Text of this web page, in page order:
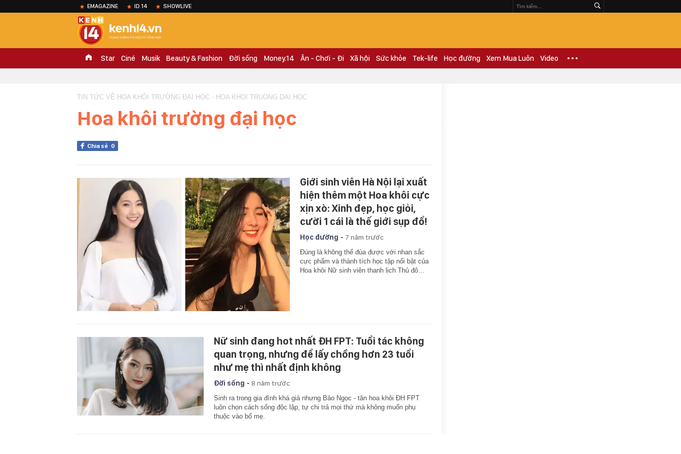
EMAGAZINE ID.14 SHOWLIVE
Star Ciné Musik Beauty & Fashion Đời sống Money.14 Ăn - Chơi - Đi Xã hội Sức khỏe Tek-life Học đường Xem Mua Luôn Video
TIN TỨC VỀ HOA KHÔI TRƯỜNG ĐẠI HỌC - HOA KHOI TRUONG DAI HOC
Hoa khôi trường đại học
Chia sẻ 0
Giới sinh viên Hà Nội lại xuất
hiện thêm một Hoa khôi cực
xịn xò: Xinh đẹp, học giỏi,
cười 1 cái là thế giới sụp đổ!
Học đường - 7 năm trước
Đúng là không thể đùa được với nhan sắc
cực phẩm và thành tích học tập nổi bật của
Hoa khôi Nữ sinh viên thanh lịch Thủ đô…
Nữ sinh đang hot nhất ĐH FPT: Tuổi tác không
quan trọng, nhưng để lấy chồng hơn 23 tuổi
như mẹ thì nhất định không
Đời sống - 8 năm trước
Sinh ra trong gia đình khá giả nhưng Bảo Ngọc - tân hoa khôi ĐH FPT
luôn chọn cách sống độc lập, tự chi trả mọi thứ mà không muốn phụ
thuộc vào bố mẹ.